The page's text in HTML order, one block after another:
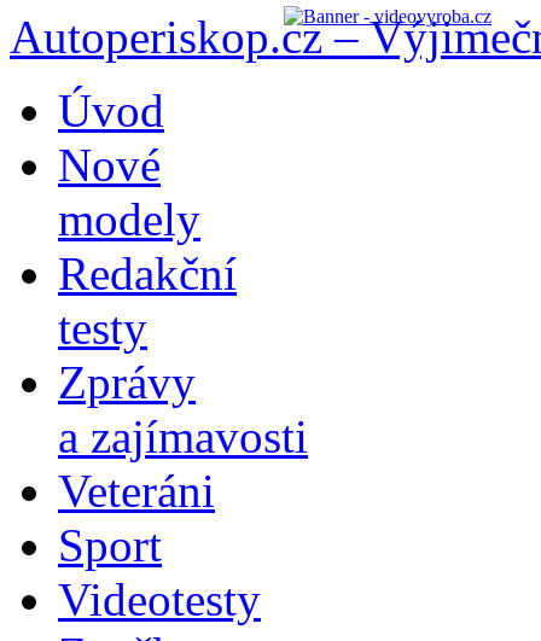
Autoperiskop.cz –
obsahu
webu
Úvod
Nové
modely
Redakční
testy
Zprávy
a zajímavosti
Veteráni
Sport
Videotesty